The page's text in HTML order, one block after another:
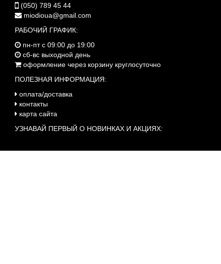
(050) 789 45 44
miodioua@gmail.com
РАБОЧИЙ ГРАФИК:
пн-пт с 09:00 до 19:00
сб-вс выходной день
оформление через корзину круглосуточно
ПОЛЕЗНАЯ ИНФОРМАЦИЯ:
оплата/доставка
контакты
карта сайта
УЗНАВАЙ ПЕРВЫЙ О НОВИНКАХ И АКЦИЯХ: